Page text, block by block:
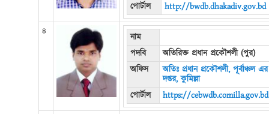
পোর্টাল
http://bwdb.dhakadiv.gov.bd
৪
নাম
পদবি
অতিরিক্ত প্রধান প্রকৌশলী (পুর)
অফিস
অতিঃ প্রধান প্রকৌশলী, পূর্বাঞ্চল এর
দপ্তর, কুমিল্লা
পোর্টাল
https://cebwdb.comilla.gov.bd